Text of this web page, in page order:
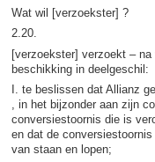
Wat wil [verzoekster] ?
2.20.
[verzoekster] verzoekt –
beschikking in deelgeschil:
I. te beslissen dat Allianz
, in het bijzonder aan zijn
conversiestoornis die is
en dat de
van staan en lopen;